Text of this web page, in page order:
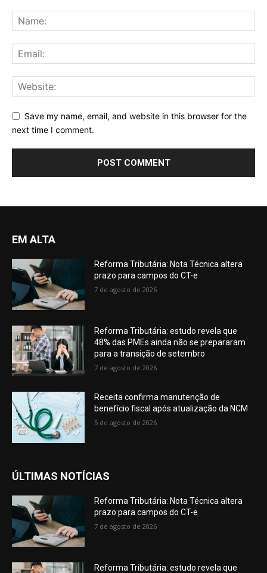
Save my name, email, and website in this browser for the
next time I comment.
EM ALTA
Reforma Tributária: Nota Técnica altera
prazo para campos do CT-e
7 de agosto de 2026
Reforma Tributária: estudo revela que
48% das PMEs ainda não se prepararam
para a transição de setembro
7 de agosto de 2026
Receita confirma manutenção de
benefício fiscal após atualização da NCM
5 de agosto de 2026
ÚLTIMAS NOTÍCIAS
Reforma Tributária: Nota Técnica altera
prazo para campos do CT-e
7 de agosto de 2026
Reforma Tributária: estudo revela que